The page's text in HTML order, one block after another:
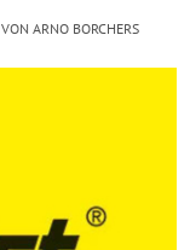
VONARNO BORCHERS